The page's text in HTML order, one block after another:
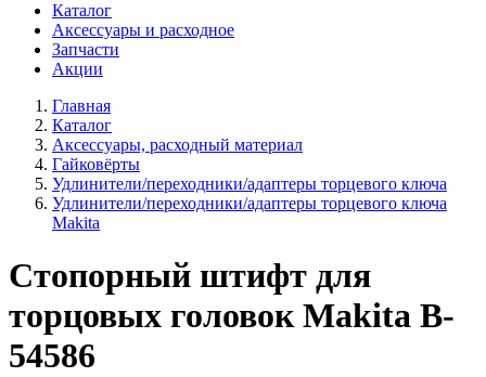
Каталог
Аксессуары и расходное
Запчасти
Акции
Главная
Каталог
Аксессуары, расходный материал
Гайковёрты
Удлинители/переходники/адаптеры торцевого ключа
Удлинители/переходники/адаптеры торцевого ключа
Makita
Стопорный штифт для
торцовых головок Makita B-
54586